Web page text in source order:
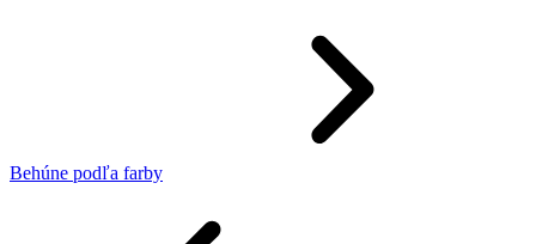
Behúne podľa farby